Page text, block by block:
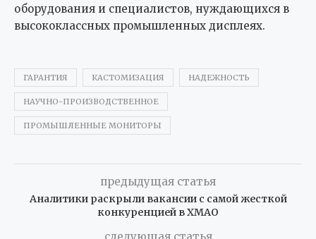
оборудования и специалистов, нуждающихся в
высококлассных промышленных дисплеях.
ГАРАНТИЯ КАСТОМИЗАЦИЯ НАДЕЖНОСТЬ
НАУЧНО-ПРОИЗВОДСТВЕННОЕ
ПРОМЫШЛЕННЫЕ МОНИТОРЫ
предыдущая статья
Аналитики раскрыли вакансии с самой жесткой
конкуренцией в ХМАО